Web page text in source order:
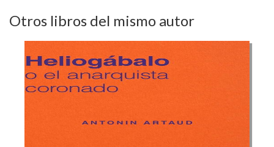
Otros libros del mismo autor